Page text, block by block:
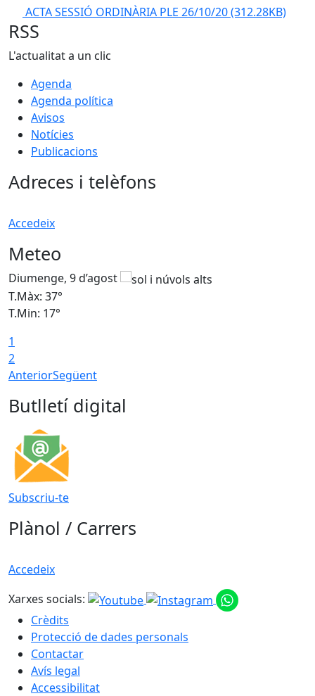
ACTA SESSIÓ ORDINÀRIA PLE 26/10/20(312.28KB)
RSS
L'actualitat a un clic
Agenda
Agenda política
Avisos
Notícies
Publicacions
Adreces i telèfons
Accedeix
Meteo
Diumenge, 9 d’agost
T.Màx: 37°
T.Min: 17°
1
2
AnteriorSegüent
Butlletí digital
Subscriu-te
Plànol / Carrers
Accedeix
Xarxes socials:
Crèdits
Protecció de dades personals
Contactar
Avís legal
Accessibilitat